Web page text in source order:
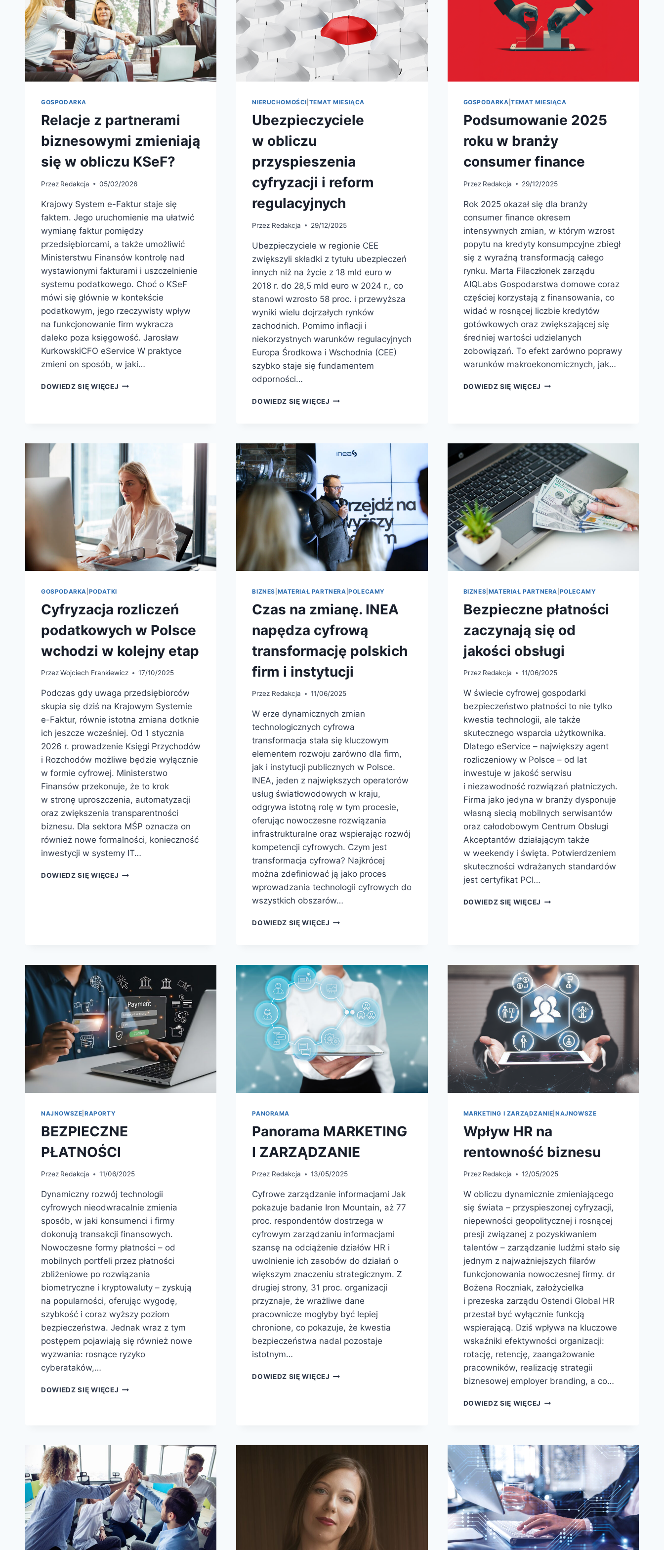
GOSPODARKA
Relacje z partnerami
biznesowymi zmieniają
się w obliczu KSeF?
Przez Redakcja 05/02/2026
Krajowy System e-Faktur staje się
faktem. Jego uruchomienie ma ułatwić
wymianę faktur pomiędzy
przedsiębiorcami, a także umożliwić
Ministerstwu Finansów kontrolę nad
wystawionymi fakturami i uszczelnienie
systemu podatkowego. Choć o KSeF
mówi się głównie w kontekście
podatkowym, jego rzeczywisty wpływ
na funkcjonowanie firm wykracza
daleko poza księgowość. Jarosław
KurkowskiCFO eService W praktyce
zmieni on sposób, w jaki…
DOWIEDZ SIĘ WIĘCEJ
NIERUCHOMOŚCI TEMAT MIESIĄCA
Ubezpieczyciele
w obliczu
przyspieszenia
cyfryzacji i reform
regulacyjnych
Przez Redakcja 29/12/2025
Ubezpieczyciele w regionie CEE
zwiększyli składki z tytułu ubezpieczeń
innych niż na życie z 18 mld euro w
2018 r. do 28,5 mld euro w 2024 r., co
stanowi wzrosto 58 proc. i przewyższa
wyniki wielu dojrzałych rynków
zachodnich. Pomimo inflacji i
niekorzystnych warunków regulacyjnych
Europa Środkowa i Wschodnia (CEE)
szybko staje się fundamentem
odporności…
DOWIEDZ SIĘ WIĘCEJ
GOSPODARKA |TEMAT MIESIĄCA
Podsumowanie 2025
roku w branży
consumer finance
Przez Redakcja 29/12/2025
Rok 2025 okazał się dla branży
consumer finance okresem
intensywnych zmian, w którym wzrost
popytu na kredyty konsumpcyjne zbiegł
się z wyraźną transformacją całego
rynku. Marta Filaczłonek zarządu
AIQLabs Gospodarstwa domowe coraz
częściej korzystają z finansowania, co
widać w rosnącej liczbie kredytów
gotówkowych oraz zwiększającej się
średniej wartości udzielanych
zobowiązań. To efekt zarówno poprawy
warunków makroekonomicznych, jak…
DOWIEDZ SIĘ WIĘCEJ
GOSPODARKA PODATKI
Cyfryzacja rozliczeń
podatkowych w Polsce
wchodzi w kolejny etap
PrzezWojciech Frankiewicz 17/10/2025
Podczas gdy uwaga przedsiębiorców
skupia się dziś na Krajowym Systemie
e-Faktur, równie istotna zmiana dotknie
ich jeszcze wcześniej. Od 1 stycznia
2026 r. prowadzenie Księgi Przychodów
i Rozchodów możliwe będzie wyłącznie
w formie cyfrowej. Ministerstwo
Finansów przekonuje, że to krok
w stronę uproszczenia, automatyzacji
oraz zwiększenia transparentności
biznesu. Dla sektora MŚP oznacza on
również nowe formalności, konieczność
inwestycji w systemy IT…
DOWIEDZ SIĘ WIĘCEJ
BIZNES MATERIAŁ PARTNERA |POLECAMY
Czas na zmianę. INEA
napędza cyfrową
transformację polskich
firm i instytucji
Przez Redakcja 11/06/2025
W erze dynamicznych zmian
technologicznych cyfrowa
transformacja stała się kluczowym
elementem rozwoju zarówno dla firm,
jak i instytucji publicznych w Polsce.
INEA, jeden z największych operatorów
usług światłowodowych w kraju,
odgrywa istotną rolę w tym procesie,
oferując nowoczesne rozwiązania
infrastrukturalne oraz wspierając rozwój
kompetencji cyfrowych. Czym jest
transformacja cyfrowa? Najkrócej
można zdefiniować ją jako proces
wprowadzania technologii cyfrowych do
wszystkich obszarów…
DOWIEDZ SIĘ WIĘCEJ
BIZNES MATERIAŁ PARTNERA POLECAMY
Bezpieczne płatności
zaczynają się od
jakości obsługi
Przez Redakcja 11/06/2025
W świecie cyfrowej gospodarki
bezpieczeństwo płatności to nie tylko
kwestia technologii, ale także
skutecznego wsparcia użytkownika.
Dlatego eService – największy agent
rozliczeniowy w Polsce – od lat
inwestuje w jakość serwisu
i niezawodność rozwiązań płatniczych.
Firma jako jedyna w branży dysponuje
własną siecią mobilnych serwisantów
oraz całodobowym Centrum Obsługi
Akceptantów działającym także
w weekendy i święta. Potwierdzeniem
skuteczności wdrażanych standardów
jest certyfikat PCI…
DOWIEDZ SIĘ WIĘCEJ
NAJNOWSZE RAPORTY
BEZPIECZNE
PŁATNOŚCI
Przez Redakcja 11/06/2025
Dynamiczny rozwój technologii
cyfrowych nieodwracalnie zmienia
sposób, w jaki konsumenci i firmy
dokonują transakcji finansowych.
Nowoczesne formy płatności – od
mobilnych portfeli przez płatności
zbliżeniowe po rozwiązania
biometryczne i kryptowaluty – zyskują
na popularności, oferując wygodę,
szybkość i coraz wyższy poziom
bezpieczeństwa. Jednak wraz z tym
postępem pojawiają się również nowe
wyzwania: rosnące ryzyko
cyberataków,…
DOWIEDZ SIĘ WIĘCEJ
PANORAMA
Panorama MARKETING
I ZARZĄDZANIE
Przez Redakcja 13/05/2025
Cyfrowe zarządzanie informacjami Jak
pokazuje badanie Iron Mountain, aż 77
proc. respondentów dostrzega w
cyfrowym zarządzaniu informacjami
szansę na odciążenie działów HR i
uwolnienie ich zasobów do działań o
większym znaczeniu strategicznym. Z
drugiej strony, 31 proc. organizacji
przyznaje, że wrażliwe dane
pracownicze mogłyby być lepiej
chronione, co pokazuje, że kwestia
bezpieczeństwa nadal pozostaje
istotnym…
DOWIEDZ SIĘ WIĘCEJ
MARKETING I ZARZĄDZANIE NAJNOWSZE
Wpływ HR na
rentowność biznesu
Przez Redakcja 12/05/2025
W obliczu dynamicznie zmieniającego
się świata – przyspieszonej cyfryzacji,
niepewności geopolitycznej i rosnącej
presji związanej z pozyskiwaniem
talentów – zarządzanie ludźmi stało się
jednym z najważniejszych filarów
funkcjonowania nowoczesnej firmy. dr
Bożena Roczniak, założycielka
i prezeska zarządu Ostendi Global HR
przestał być wyłącznie funkcją
wspierającą. Dziś wpływa na kluczowe
wskaźniki efektywności organizacji:
rotację, retencję, zaangażowanie
pracowników, realizację strategii
biznesowej employer branding, a co…
DOWIEDZ SIĘ WIĘCEJ